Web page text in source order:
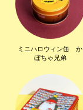
ミニハロウィン缶 か
ぼちゃ兄弟